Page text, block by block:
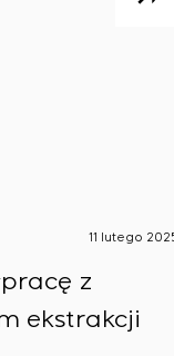
11 lutego
z
ekstrakcji